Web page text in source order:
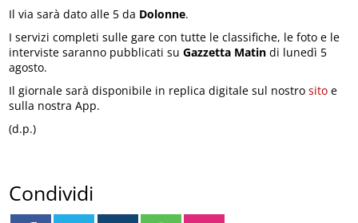
Il via sarà dato alle 5 da Dolonne.
I servizi completi sulle gare con tutte le classifiche, le foto e le
interviste saranno pubblicati suGazzetta Matin di lunedì 5
agosto.
Il giornale sarà disponibile in replica digitale sul nostrosito e
sulla nostra App.
(d.p.)
Condividi